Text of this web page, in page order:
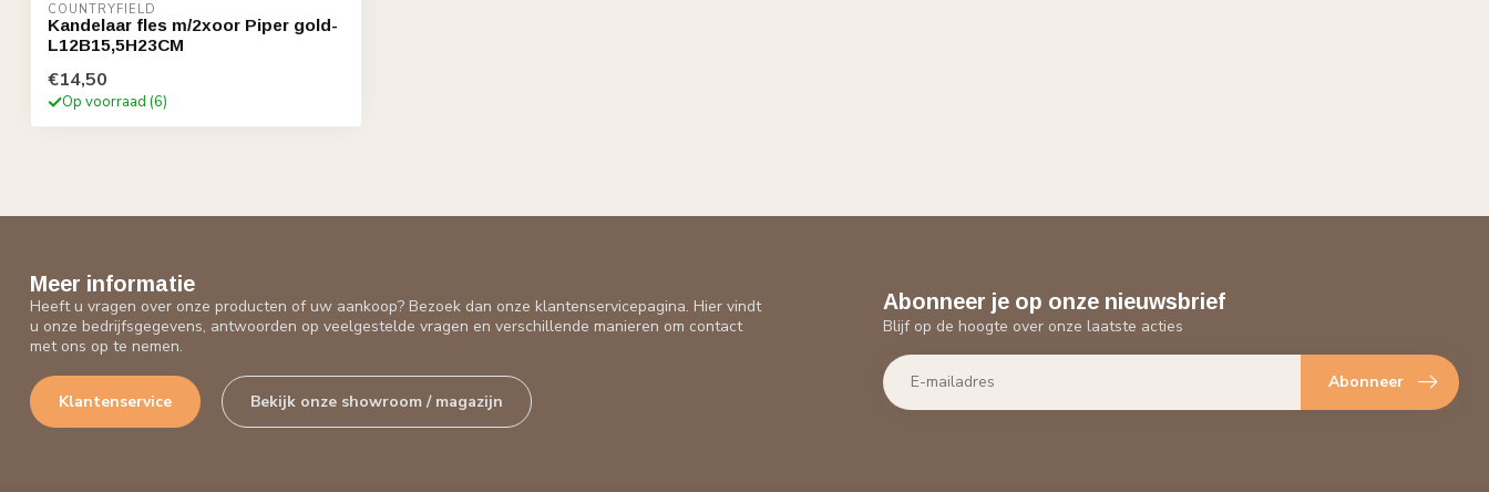
COUNTRYFIELD
Kandelaar fles m/2xoor Piper gold-
L12B15,5H23CM
€14,50
Op voorraad (6)
Meer informatie
Heeft u vragen over onze producten of uw aankoop? Bezoek dan onze klantenservicepagina. Hier vindt
u onze bedrijfsgegevens, antwoorden op veelgestelde vragen en verschillende manieren om contact
met ons op te nemen.
Klantenservice Bekijk onze showroom / magazijn
Abonneer je op onze nieuwsbrief
Blijf op de hoogte over onze laatste acties
Abonneer